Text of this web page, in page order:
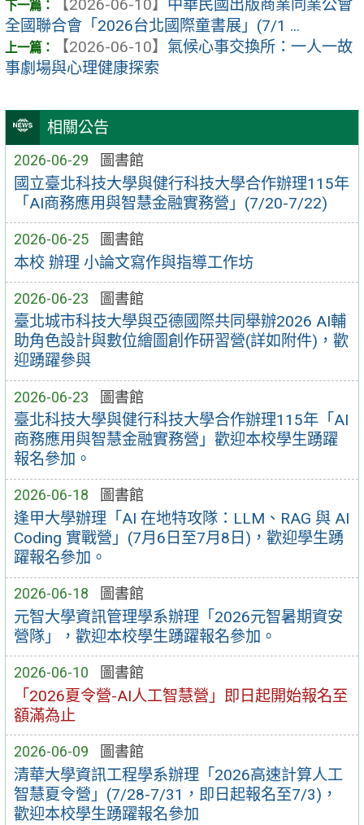
相關公告
2026-06-29 圖書館
國立臺北科技大學與健行科技大學合作辦理115年
「AI商務應用與智慧金融實務營」(7/20-7/22)
2026-06-25 圖書館
本校 辦理 小論文寫作與指導工作坊
2026-06-23 圖書館
臺北城市科技大學與亞德國際共同舉辦2026 AI輔
助角色設計與數位繪圖創作研習營(詳如附件)，歡
迎踴躍參與
2026-06-23 圖書館
臺北科技大學與健行科技大學合作辦理115年「AI
商務應用與智慧金融實務營」歡迎本校學生踴躍
報名參加。
2026-06-18 圖書館
逢甲大學辦理「AI 在地特攻隊：LLM、RAG 與 AI
Coding 實戰營」(7月6日至7月8日)，歡迎學生踴
躍報名參加。
2026-06-18 圖書館
元智大學資訊管理學系辦理「2026元智暑期資安
營隊」，歡迎本校學生踴躍報名參加。
2026-06-10 圖書館
「2026夏令營-AI人工智慧營」即⽇起開始報名⾄
額滿為⽌
2026-06-09 圖書館
清華大學資訊工程學系辦理「2026高速計算人工
智慧夏令營」(7/28-7/31，即日起報名至7/3)，
歡迎本校學生踴躍報名參加
【2026-06-10】 中華民國出版商業同業公會
全國聯合會「2026台北國際童書展」(7/1 ...
【2026-06-10】 氣候心事交換所：一人一故
事劇場與心理健康探索